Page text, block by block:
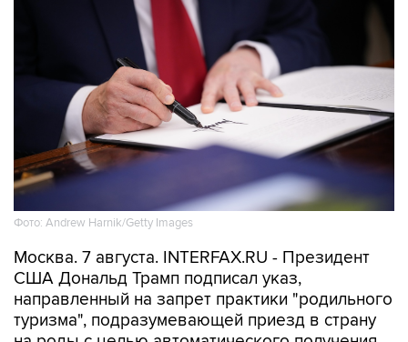
Фото: Andrew Harnik/Getty Images
Москва. 7 августа. INTERFAX.RU - Президент
США Дональд Трамп подписал указ,
направленный на запрет практики "родильного
туризма", подразумевающей приезд в страну